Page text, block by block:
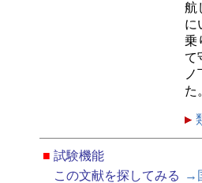
航
に
乗
て
た
■ 試験機能
この文献を探してみる
→